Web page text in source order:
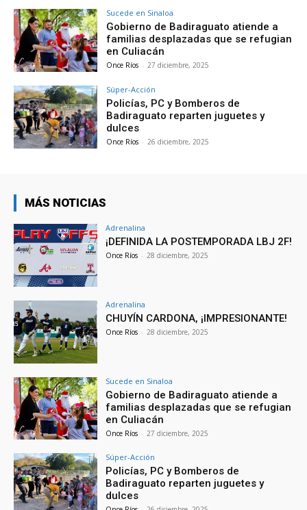
Sucede en Sinaloa
Gobierno de Badiraguato atiende a
familias desplazadas que se refugian
en Culiacán
Once Ríos - 27 diciembre, 2025
Súper-Acción
Policías, PC y Bomberos de
Badiraguato reparten juguetes y
dulces
Once Ríos - 26 diciembre, 2025
MÁS NOTICIAS
Adrenalina
¡DEFINIDA LA POSTEMPORADA LBJ 2F!
Once Ríos - 28 diciembre, 2025
Adrenalina
CHUYÍN CARDONA, ¡IMPRESIONANTE!
Once Ríos - 28 diciembre, 2025
Sucede en Sinaloa
Gobierno de Badiraguato atiende a
familias desplazadas que se refugian
en Culiacán
Once Ríos - 27 diciembre, 2025
Súper-Acción
Policías, PC y Bomberos de
Badiraguato reparten juguetes y
dulces